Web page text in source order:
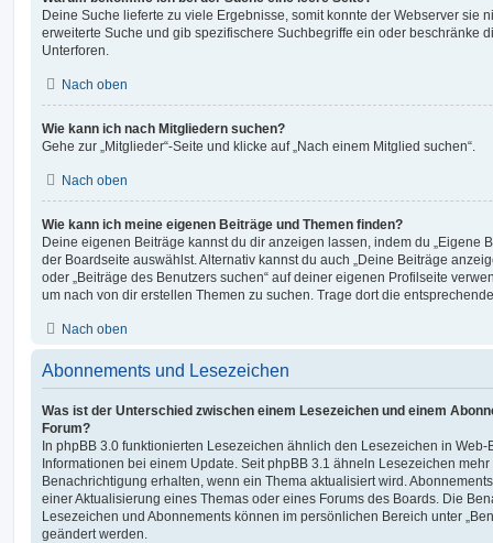
Deine Suche lieferte zu viele Ergebnisse, somit konnte der Webserver sie
erweiterte Suche und gib spezifischere Suchbegriffe ein oder beschränke
Unterforen.
Nach oben
Wie kann ich nach Mitgliedern suchen?
Gehe zur „Mitglieder“-Seite und klicke auf „Nach einem Mitglied suchen“.
Nach oben
Wie kann ich meine eigenen Beiträge und Themen finden?
Deine eigenen Beiträge kannst du dir anzeigen lassen, indem du „Eigene
der Boardseite auswählst. Alternativ kannst du auch „Deine Beiträge
oder „Beiträge des Benutzers suchen“ auf deiner eigenen Profilseite
um nach von dir erstellen Themen zu suchen. Trage dort die
Nach oben
Abonnements und Lesezeichen
Was ist der Unterschied zwischen einem Lesezeichen und einem
Forum?
In phpBB 3.0 funktionierten Lesezeichen ähnlich den Lesezeichen in
Informationen bei einem Update. Seit phpBB 3.1 ähneln Lesezeichen
Benachrichtigung erhalten, wenn ein Thema aktualisiert wird.
einer Aktualisierung eines Themas oder eines Forums des Boards. Die
Lesezeichen und Abonnements können im persönlichen Bereich unter
geändert werden.